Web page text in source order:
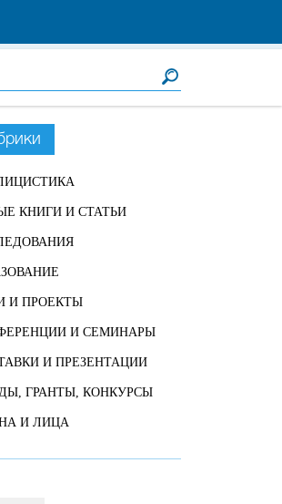
КНИГИ И СТАТЬИ
И ПРОЕКТЫ
И СЕМИНАРЫ
И ПРЕЗЕНТАЦИИ
ГРАНТЫ, КОНКУРСЫ
И ЛИЦА